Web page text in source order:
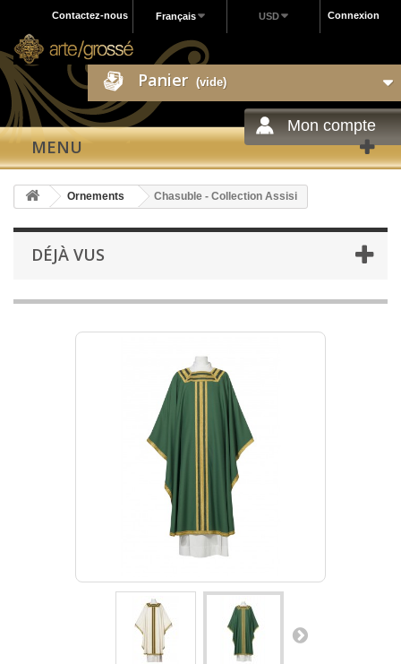
Connexion
USD
Français
Contactez-nous
Panier (vide)
Mon compte
MENU
Ornements Chasuble - Collection Assisi
DÉJÀ VUS